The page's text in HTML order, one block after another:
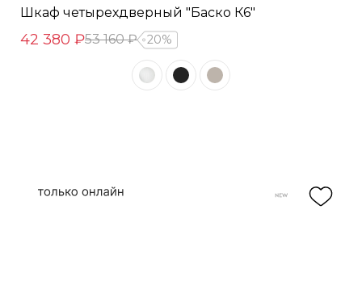
Шкаф четырехдверный "Баско К6"
42 380 ₽53 160 ₽ 20%